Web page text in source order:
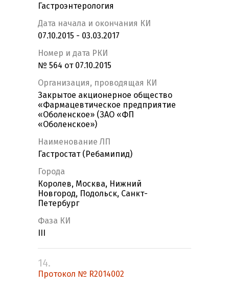
Гастроэнтерология
Дата начала и окончания КИ
07.10.2015 - 03.03.2017
Номер и дата РКИ
№ 564 от 07.10.2015
Организация, проводящая КИ
Закрытое акционерное общество
«Фармацевтическое предприятие
«Оболенское» (ЗАО «ФП
«Оболенское»)
Наименование ЛП
Гастростат (Ребамипид)
Города
Королев, Москва, Нижний
Новгород, Подольск, Санкт-
Петербург
Фаза КИ
14.
Протокол № R2014002